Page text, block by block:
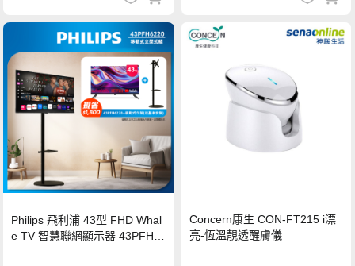
Philips 飛利浦 43型 FHD Whal
e TV 智慧聯網顯示器 43PFH6
Concern康生 CON-FT215 i漂
亮-恆溫靚透醒膚儀